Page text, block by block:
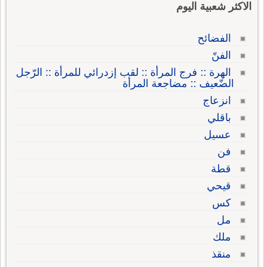
الاكثر شعبية اليوم
الفضائح
الفنّ
الهرة :: فرج المرأة :: لقب إزدرائي للمرأة :: الرّجل
الضّعيف :: مضاجعة المرأة
انزعاج
باقلي
عسيل
فن
قطة
قيحي
كس
مل
ملك
منقذ